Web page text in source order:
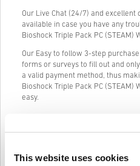
This website uses cookies
Our Live Chat (24/7) and
available in case you have any
Bioshock Triple Pack PC (STEAM)
Our Easy to follow 3-step
forms or surveys to fill out and
a valid payment method, thus
Bioshock Triple Pack PC (STEAM)
easy.